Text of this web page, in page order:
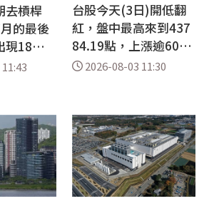
去槓桿
的最後
現18%
散戶當
艦企業
，且
集，是
同盟的利
「接
台股今天(3日)開低翻
紅，盤中最高來到437
84.19點，上漲逾600
點；聯發科、日月光投
股價為2375元。被動
元件、共同封裝光學(C
PO)、記憶體等族群今
天表現強勢，有多檔漲
停。 截至早上10點37
2026-08-03 11:30